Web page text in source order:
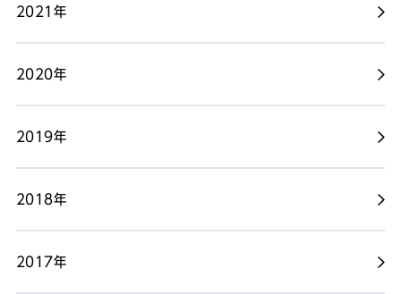
2021年
2020年
2019年
2018年
2017年